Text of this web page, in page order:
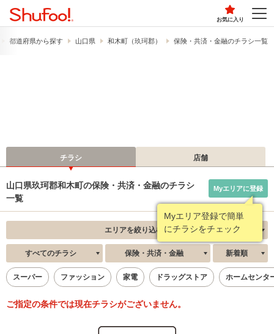
お気に入り
都道府県から探す 山口県 和木町（玖珂郡） 保険・共済・金融のチラシ一覧
チラシ 店舗
山口県玖珂郡和木町の保険・共済・金融のチラシ
一覧
Myエリア登録で簡単
にチラシをチェック
Myエリアに登録
エリアを絞り込む
すべてのチラシ 保険・共済・金融 新着順
スーパー ファッション 家電 ドラッグストア ホームセンタ
ご指定の条件では現在チラシがございません。